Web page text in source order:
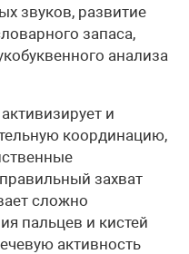
звуков, развитие
запаса,
анализа
и
координацию,
захват
сложно
пальцев и кистей
активность